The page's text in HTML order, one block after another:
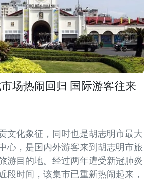
场热闹回归 国际游客往来
文化象征，同时也是胡志明市最大
心，是国内外游客来到胡志明市旅
游目的地。经过两年遭受新冠肺炎
段时间，该集市已重新热闹起来，